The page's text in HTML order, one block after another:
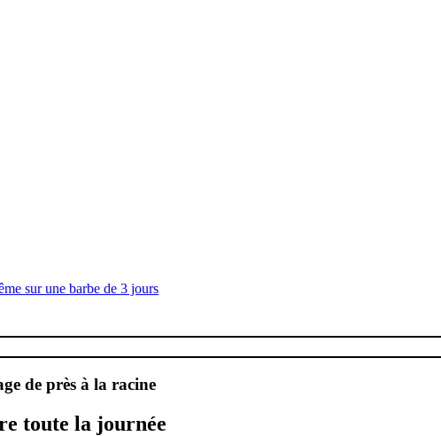
sur une barbe de 3 jours
de près à la racine
toute la journée